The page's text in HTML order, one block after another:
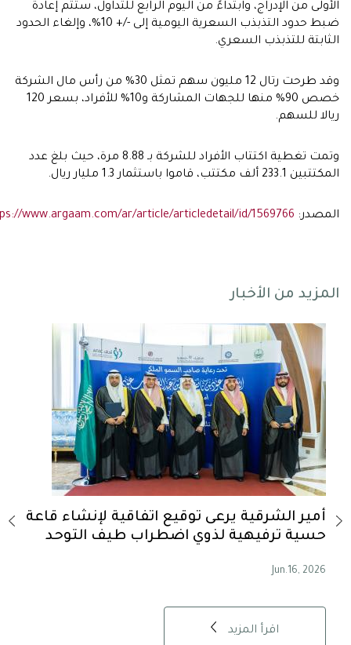
من الإدراج، وابتداءً من اليوم الرابع للتداول، ستتم إعادة
ضبط حدود التذبذب السعرية اليومية إلى -/+ 10%، وإلغاء الحدود
للتذبذب السعري.
وقد طرحت رتال 12 مليون سهم تمثل 30% من رأس مال الشركة
خصص 90% منها للجهات المشاركة و10% للأفراد، بسعر 120
للسهم.
وتمت تغطية اكتتاب الأفراد للشركة بـ 8.88 مرة، حيث بلغ عدد
233.1 ألف مكتتب، قاموا باستثمار 1.3 مليار ريال.
https://www.argaam.com/ar/article/articledetail/id/1569766
من الأخبار
أمير الشرقية يرعى توقيع اتفاقية لإنشاء قاعة
حسية ترفيهية لذوي اضطراب طيف التوحد
Jun.16, 2026
اقرأ المزيد
أمير